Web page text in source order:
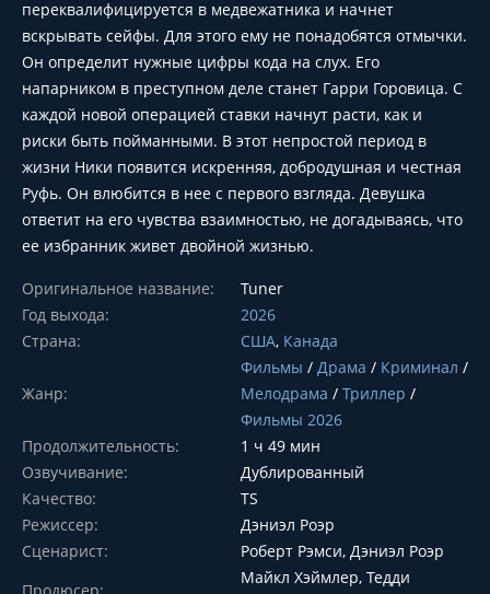
переквалифицируется в медвежатника и начнет
вскрывать сейфы. Для этого ему не понадобятся отмычки.
Он определит нужные цифры кода на слух. Его
напарником в преступном деле станет Гарри Горовица. С
каждой новой операцией ставки начнут расти, как и
риски быть пойманными. В этот непростой период в
жизни Ники появится искренняя, добродушная и честная
Руфь. Он влюбится в нее с первого взгляда. Девушка
ответит на его чувства взаимностью, не догадываясь, что
ее избранник живет двойной жизнью.
Оригинальное название:
Tuner
Год выхода:
2026
Страна:
США, Канада
Жанр:
Фильмы / Драма / Криминал /
Мелодрама / Триллер /
Фильмы 2026
Продолжительность:
1 ч 49 мин
Озвучивание:
Дублированный
Качество:
TS
Режиссер:
Дэниэл Роэр
Сценарист:
Роберт Рэмси, Дэниэл Роэр
Майкл Хэймлер, Тедди